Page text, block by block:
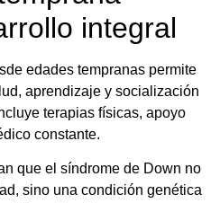
integral
edades tempranas permite
aprendizaje y socialización
terapias físicas, apoyo
constante.
que el síndrome de Down no
sino una condición genética